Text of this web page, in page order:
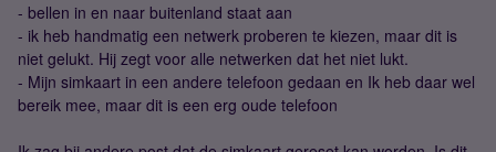
- bellen in en naar buitenland staat aan
- ik heb handmatig een netwerk proberen te kiezen, maar dit is
niet gelukt. Hij zegt voor alle netwerken dat het niet lukt.
- Mijn simkaart in een andere telefoon gedaan en Ik heb daar wel
bereik mee, maar dit is een erg oude telefoon